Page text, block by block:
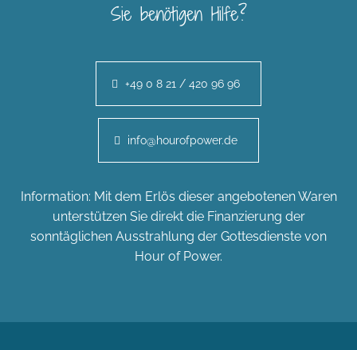
Sie benötigen Hilfe?
+49 0 8 21 / 420 96 96
info@hourofpower.de
Information: Mit dem Erlös dieser angebotenen Waren
unterstützen Sie direkt die Finanzierung der
sonntäglichen Ausstrahlung der Gottesdienste von
Hour of Power.